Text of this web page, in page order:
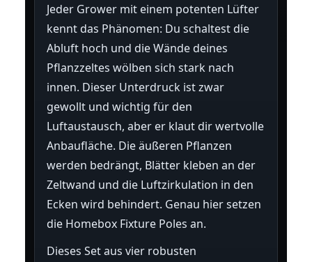
Jeder Grower mit einem potenten Lüfter
kennt das Phänomen: Du schaltest die
Abluft hoch und die Wände deines
Pflanzzeltes wölben sich stark nach
innen. Dieser Unterdruck ist zwar
gewollt und wichtig für den
Luftaustausch, aber er klaut dir wertvolle
Anbaufläche. Die äußeren Pflanzen
werden bedrängt, Blätter kleben an der
Zeltwand und die Luftzirkulation in den
Ecken wird behindert. Genau hier setzen
die Homebox Fixture Poles an.
Dieses Set aus vier robusten